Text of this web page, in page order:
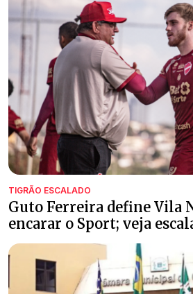
TIGRÃO ESCALADO
Guto Ferreira define Vila
encarar o Sport; veja